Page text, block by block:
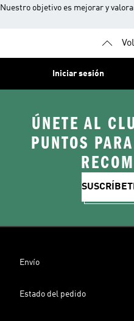
Nuestro objetivo es mejorar y
Iniciar sesión
ÚNETE AL
PUNTOS
Envío
Estado del pedido